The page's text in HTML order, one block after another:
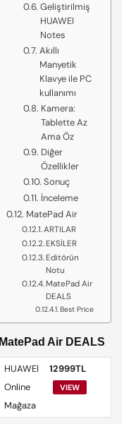
Geliştirilmiş
HUAWEI
Notes
Akıllı
Manyetik
Klavye ile PC
kullanımı
Kamera:
Tablette Az
Ama Öz
Diğer
Özellikler
Sonuç
İnceleme
MatePad Air
ARTILAR
EKSİLER
Editörün
Notu
MatePad Air
DEALS
Best Price
MatePad Air DEALS
HUAWEI
Online
Mağaza
12999TL
VIEW